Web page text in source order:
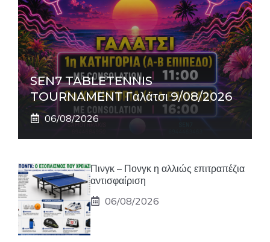
SEN7 TABLETENNIS
TOURNAMENT Γαλάτσι 9/08/2026
06/08/2026
Πινγκ – Πονγκ η αλλιώς επιτραπέζια
αντισφαίριση
06/08/2026